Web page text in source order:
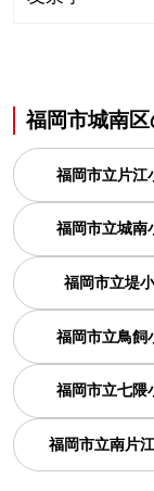
福岡市城南区
福岡市立片江
福岡市立城南
福岡市立堤
福岡市立鳥飼
福岡市立七隈
福岡市立南片